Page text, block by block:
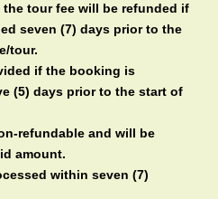
the tour fee will be refunded if
seven (7) days prior to the
tour.
if the booking is
(5) days prior to the start of
refundable and will be
amount.
within seven (7)